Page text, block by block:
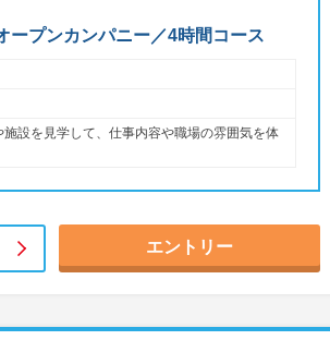
ープンカンパニー／4時間コース
施設を見学して、仕事内容や職場の雰囲気を体
エントリー